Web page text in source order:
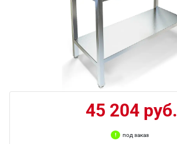
45 204 руб.
под заказ